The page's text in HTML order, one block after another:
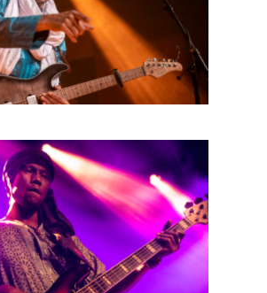
JEROEN DEKKER
BOB DE VRIES
RICHARD POSTMA
SASKIA LUDDEN
ANNA HIEP
MARTSEN HUT
ARSEN TSKHAY
ERYN BOSMA
ESTHER
ELINE KAMMINGA
KAREN SAAMAN
ARNOUD HEIKENS